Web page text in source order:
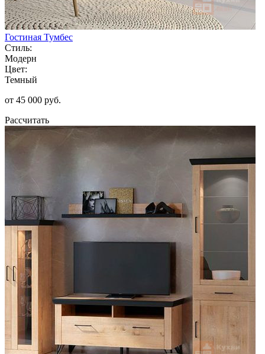
Гостиная Тумбес
Стиль:
Модерн
Цвет:
Темный
от 45 000 руб.
Рассчитать